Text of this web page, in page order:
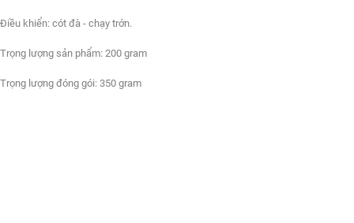
Điều khiển: cót đà - chạy trớn.
Trọng lượng sản phẩm: 200 gram
Trọng lượng đóng gói: 350 gram